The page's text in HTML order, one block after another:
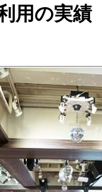
用の実績